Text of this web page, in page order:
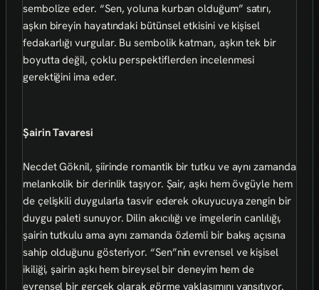
sembolize eder. “Sen, yoluna kurban olduğum” satırı,
aşkın bireyin hayatındaki bütünsel etkisini ve kişisel
fedakarlığı vurgular. Bu sembolik katman, aşkın tek bir
boyutta değil, çoklu perspektiflerden incelenmesi
gerektiğini ima eder.
Şairin Tavaresi
Necdet Göknil, şiirinde romantik bir tutku ve aynı zamanda
melankolik bir derinlik taşıyor. Şair, aşkı hem övgüyle hem
de çelişkili duygularla tasvir ederek okuyucuya zengin bir
duygu paleti sunuyor. Dilin akıcılığı ve imgelerin canlılığı,
şairin tutkulu ama aynı zamanda özlemli bir bakış açısına
sahip olduğunu gösteriyor. “Sen”nin evrensel ve kişisel
ikiliği, şairin aşkı hem bireysel bir deneyim hem de
evrensel bir gerçek olarak görme yaklaşımını yansıtıyor.